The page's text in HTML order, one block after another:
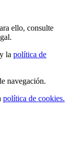
ello, consulte
y la política de
navegación.
política de cookies.